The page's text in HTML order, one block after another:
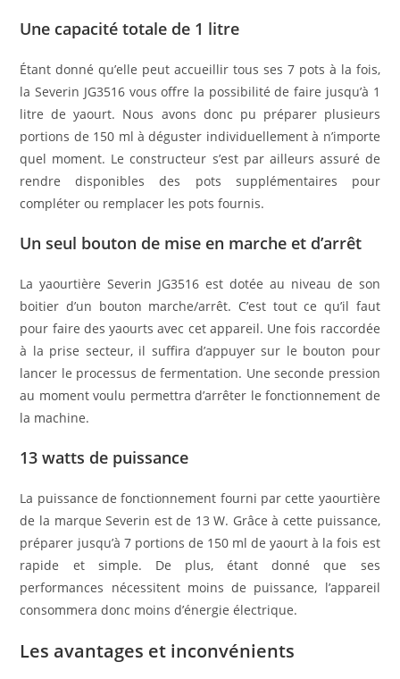
Une capacité totale de 1 litre
Étant donné qu’elle peut accueillir tous ses 7 pots à la fois,
la Severin JG3516 vous offre la possibilité de faire jusqu’à 1
litre de yaourt. Nous avons donc pu préparer plusieurs
portions de 150 ml à déguster individuellement à n’importe
quel moment. Le constructeur s’est par ailleurs assuré de
rendre disponibles des pots supplémentaires pour
compléter ou remplacer les pots fournis.
Un seul bouton de mise en marche et d’arrêt
La yaourtière Severin JG3516 est dotée au niveau de son
boitier d’un bouton marche/arrêt. C’est tout ce qu’il faut
pour faire des yaourts avec cet appareil. Une fois raccordée
à la prise secteur, il suffira d’appuyer sur le bouton pour
lancer le processus de fermentation. Une seconde pression
au moment voulu permettra d’arrêter le fonctionnement de
la machine.
13 watts de puissance
La puissance de fonctionnement fourni par cette yaourtière
de la marque Severin est de 13 W. Grâce à cette puissance,
préparer jusqu’à 7 portions de 150 ml de yaourt à la fois est
rapide et simple. De plus, étant donné que ses
performances nécessitent moins de puissance, l’appareil
consommera donc moins d’énergie électrique.
Les avantages et inconvénients